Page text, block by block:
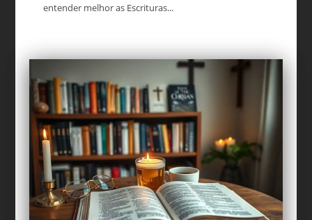
entender melhor as Escrituras...